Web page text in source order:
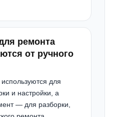
ремонта
от ручного
для
и настройки, а
— для разборки,